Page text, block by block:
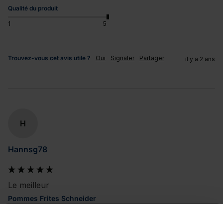
Qualité du produit
1 5
Trouvez-vous cet avis utile ? Oui Signaler Partager il y a 2 ans
H
Hannsg78
Le meilleur
Pommes Frites Schneider